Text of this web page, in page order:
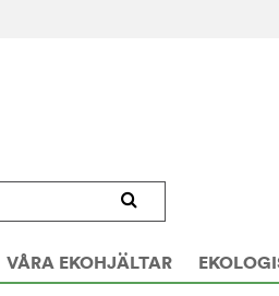
VÅRA EKOHJÄLTAR